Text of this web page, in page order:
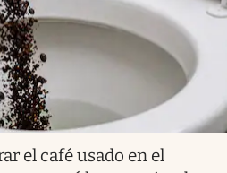
el café usado en el